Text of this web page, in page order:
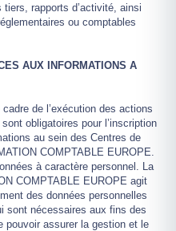
rapports d’activité, ainsi
ou comptables
AUX INFORMATIONS A
de l’exécution des actions
obligatoires pour l’inscription
au sein des Centres de
COMPTABLE EUROPE.
à caractère personnel. La
COMPTABLE EUROPE agit
des données personnelles
sont nécessaires aux fins des
pouvoir assurer la gestion et le